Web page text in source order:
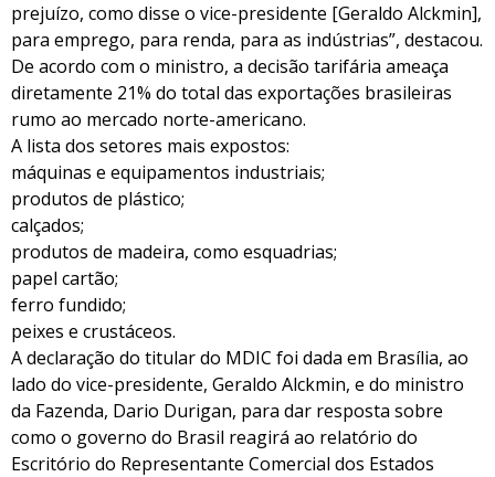
prejuízo, como disse o vice-presidente [Geraldo Alckmin],
para emprego, para renda, para as indústrias”, destacou.
De acordo com o ministro, a decisão tarifária ameaça
diretamente 21% do total das exportações brasileiras
rumo ao mercado norte-americano.
A lista dos setores mais expostos:
máquinas e equipamentos industriais;
produtos de plástico;
calçados;
produtos de madeira, como esquadrias;
papel cartão;
ferro fundido;
peixes e crustáceos.
A declaração do titular do MDIC foi dada em Brasília, ao
lado do vice-presidente, Geraldo Alckmin, e do ministro
da Fazenda, Dario Durigan, para dar resposta sobre
como o governo do Brasil reagirá ao relatório do
Escritório do Representante Comercial dos Estados